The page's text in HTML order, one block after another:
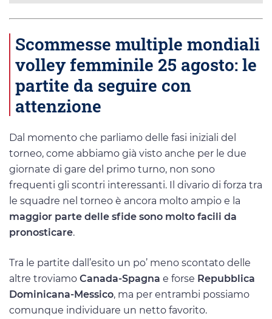
Scommesse multiple mondiali
volley femminile 25 agosto: le
partite da seguire con
attenzione
Dal momento che parliamo delle fasi iniziali del
torneo, come abbiamo già visto anche per le due
giornate di gare del primo turno, non sono
frequenti gli scontri interessanti. Il divario di forza tra
le squadre nel torneo è ancora molto ampio e la
maggior parte delle sfide sono molto facili da
pronosticare.
Tra le partite dall’esito un po’ meno scontato delle
altre troviamo Canada-Spagna e forse Repubblica
Dominicana-Messico, ma per entrambi possiamo
comunque individuare un netto favorito.